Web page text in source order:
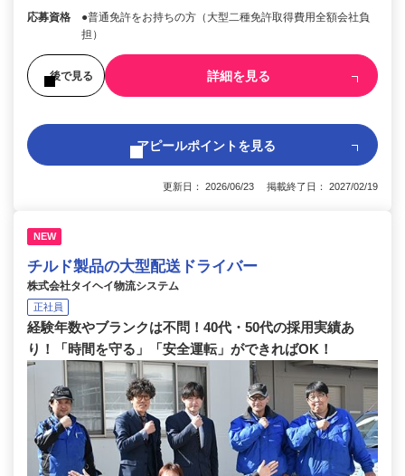
応募資格
●普通免許をお持ちの方（大型二種免許取得費用全額会社負
担）
後で見る 詳細を見る
アピールポイントを見る
更新日： 2026/06/23 掲載終了日： 2027/02/19
NEW
チルド製品の大型配送ドライバー
株式会社タイヘイ物流システム
正社員
経験年数やブランクは不問！40代・50代の採用実績あ
り！「時間を守る」「安全運転」ができればOK！